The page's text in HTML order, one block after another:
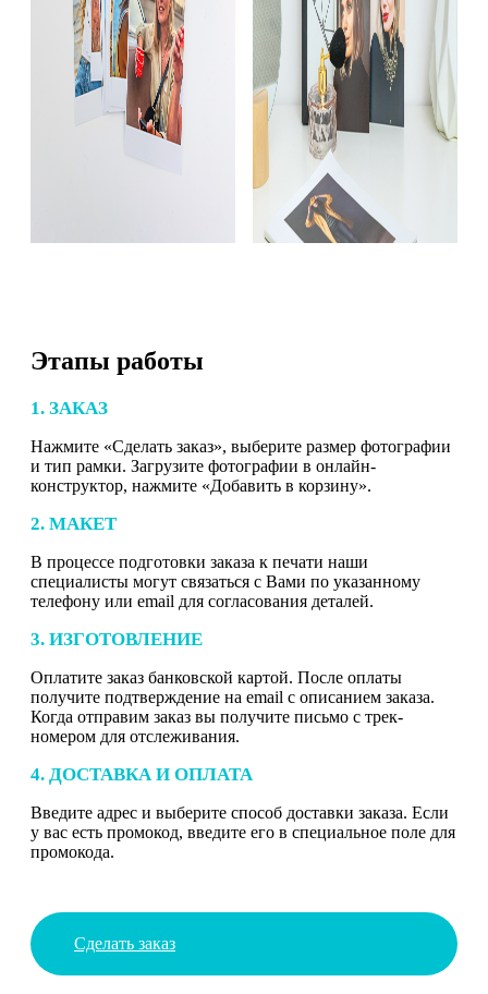
Этапы работы
1. ЗАКАЗ
Нажмите «Сделать заказ», выберите размер фотографии
и тип рамки. Загрузите фотографии в онлайн-
конструктор, нажмите «Добавить в корзину».
2. МАКЕТ
В процессе подготовки заказа к печати наши
специалисты могут связаться с Вами по указанному
телефону или email для согласования деталей.
3. ИЗГОТОВЛЕНИЕ
Оплатите заказ банковской картой. После оплаты
получите подтверждение на email с описанием заказа.
Когда отправим заказ вы получите письмо с трек-
номером для отслеживания.
4. ДОСТАВКА И ОПЛАТА
Введите адрес и выберите способ доставки заказа. Если
у вас есть промокод, введите его в специальное поле для
промокода.
Сделать заказ